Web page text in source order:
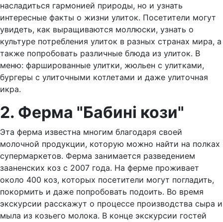
насладиться гармонией природы, но и узнать
интересные факты о жизни улиток. Посетители могут
увидеть, как выращиваются моллюски, узнать о
культуре потребления улиток в разных странах мира, а
также попробовать различные блюда из улиток. В
меню: фаршированные улитки, жюльен с улитками,
бургеры с улиточными котлетами и даже улиточная
икра.
2. Ферма "Бабині кози"
Эта ферма известна многим благодаря своей
молочной продукции, которую можно найти на полках
супермаркетов. Ферма занимается разведением
зааненских коз с 2007 года. На ферме проживает
около 400 коз, которых посетители могут погладить,
покормить и даже попробовать подоить. Во время
экскурсии расскажут о процессе производства сыра и
мыла из козьего молока. В конце экскурсии гостей